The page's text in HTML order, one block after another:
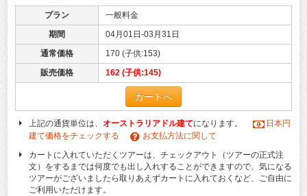
プラン
一般料金
期間
04月01日-03月31日
通常価格
170 (子供:153)
販売価格
162 (子供:145)
カートへ
上記の通貨単位は、 オーストラリアドル建てになります。
日本円
建て価格をチェックする
お支払方法に関して
カートに入れていただくツアーは、チェックアウト（ツアーの正式注
文）をするまでは何度でも出し入れすることができますので、気になる
ツアーがございましたら取りあえずカートに入れておくなど、ご自由に
ご利用いただけます。